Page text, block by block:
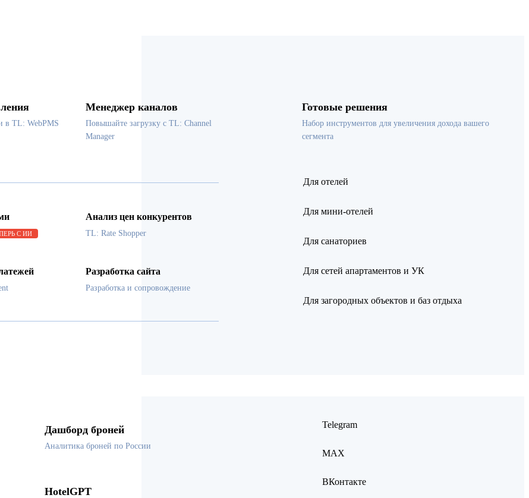
в TL: WebPMS
Менеджер каналов
Повышайте загрузку с TL: Channel
Manager
С ИИ
Анализ цен конкурентов
TL: Rate Shopper
Разработка сайта
Разработка и сопровождение
Готовые решения
Набор инструментов для увеличения дохода вашего
сегмента
Для отелей
Для мини-отелей
Для санаториев
Для сетей апартаментов и УК
Для загородных объектов и баз отдыха
Дашборд броней
Аналитика броней по России
HotelGPT
Telegram
MAX
ВКонтакте